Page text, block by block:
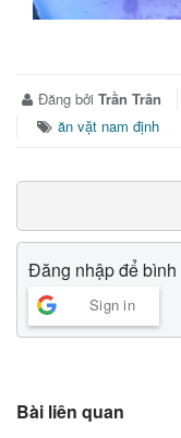
Đăng bởi Trần Trân
ăn vặt nam định
Đăng nhập để bình
Sign in
Bài liên quan